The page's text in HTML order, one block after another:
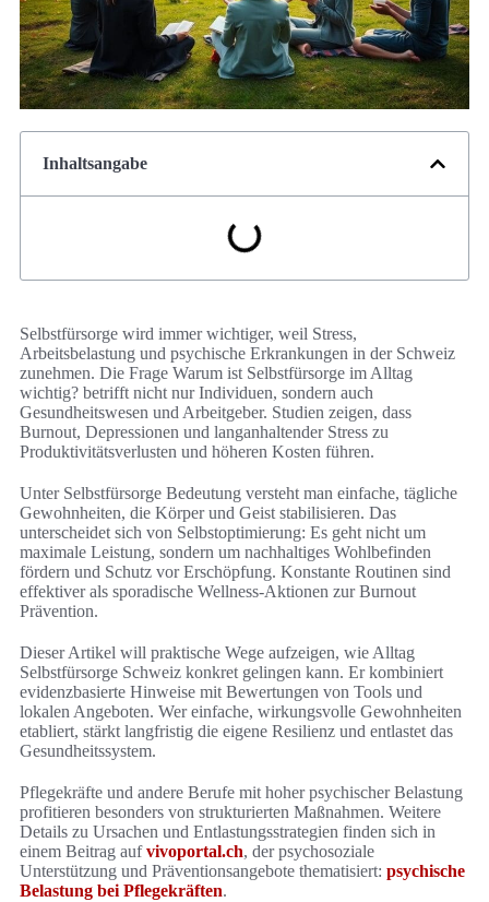
Inhaltsangabe
Selbstfürsorge wird immer wichtiger, weil Stress,
Arbeitsbelastung und psychische Erkrankungen in der Schweiz
zunehmen. Die Frage Warum ist Selbstfürsorge im Alltag
wichtig? betrifft nicht nur Individuen, sondern auch
Gesundheitswesen und Arbeitgeber. Studien zeigen, dass
Burnout, Depressionen und langanhaltender Stress zu
Produktivitätsverlusten und höheren Kosten führen.
Unter Selbstfürsorge Bedeutung versteht man einfache, tägliche
Gewohnheiten, die Körper und Geist stabilisieren. Das
unterscheidet sich von Selbstoptimierung: Es geht nicht um
maximale Leistung, sondern um nachhaltiges Wohlbefinden
fördern und Schutz vor Erschöpfung. Konstante Routinen sind
effektiver als sporadische Wellness-Aktionen zur Burnout
Prävention.
Dieser Artikel will praktische Wege aufzeigen, wie Alltag
Selbstfürsorge Schweiz konkret gelingen kann. Er kombiniert
evidenzbasierte Hinweise mit Bewertungen von Tools und
lokalen Angeboten. Wer einfache, wirkungsvolle Gewohnheiten
etabliert, stärkt langfristig die eigene Resilienz und entlastet das
Gesundheitssystem.
Pflegekräfte und andere Berufe mit hoher psychischer Belastung
profitieren besonders von strukturierten Maßnahmen. Weitere
Details zu Ursachen und Entlastungsstrategien finden sich in
einem Beitrag aufvivoportal.ch, der psychosoziale
Unterstützung und Präventionsangebote thematisiert: psychische
Belastung bei Pflegekräften.